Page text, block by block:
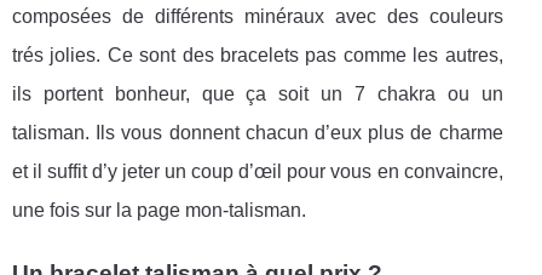
composées de différents minéraux avec des couleurs
trés jolies. Ce sont des bracelets pas comme les autres,
ils portent bonheur, que ça soit un 7 chakra ou un
talisman. Ils vous donnent chacun d’eux plus de charme
et il suffit d’y jeter un coup d’œil pour vous en convaincre,
une fois sur la page mon-talisman.